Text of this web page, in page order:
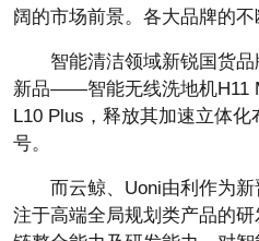
阔的市场前景。各大品牌的不
智能清洁领域新锐国货
新品——智能无线洗地机H11
L10 Plus，释放其加速立体
号。
而云鲸、Uoni由利作为
注于高端全局规划类产品的